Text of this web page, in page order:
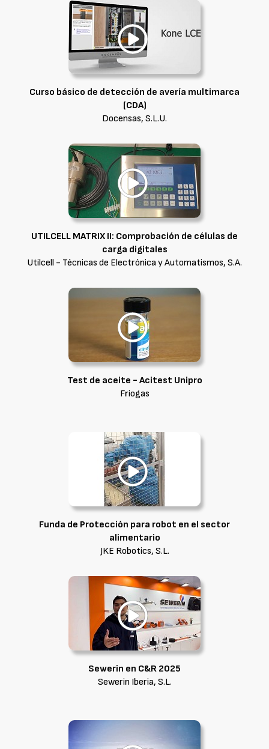
Curso básico de detección de avería multimarca
(CDA)
Docensas, S.L.U.
UTILCELL MATRIX II: Comprobación de células de
carga digitales
Utilcell - Técnicas de Electrónica y Automatismos, S.A.
Test de aceite - Acitest Unipro
Friogas
Funda de Protección para robot en el sector
alimentario
JKE Robotics, S.L.
Sewerin en C&R 2025
Sewerin Iberia, S.L.